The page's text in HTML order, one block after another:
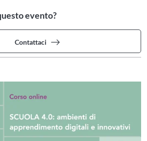
evento?
Contattaci